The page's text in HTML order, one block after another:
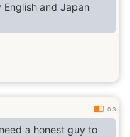
and Japan
0.3
a honest guy to